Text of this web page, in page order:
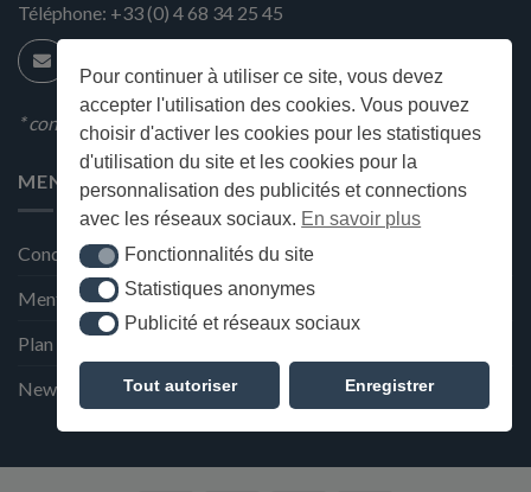
Pour continuer à utiliser ce site, vous devez
accepter l'utilisation des cookies. Vous pouvez
choisir d'activer les cookies pour les statistiques
d'utilisation du site et les cookies pour la
personnalisation des publicités et connections
avec les réseaux sociaux. En savoir plus
Fonctionnalités du site
Fonctionnalités du site
Statistiques anonymes
Statistiques anonymes
Publicité et réseaux sociaux
Publicité et réseaux sociaux
Tout autoriser Enregistrer
Téléphone: +33 (0) 4 68 34 25 45
* condition en magasin
MENU
Conditions générales de ventes
Mentions Légales et Politique de confidentialité
Plan du site
Newsletter de la Maison Deffès